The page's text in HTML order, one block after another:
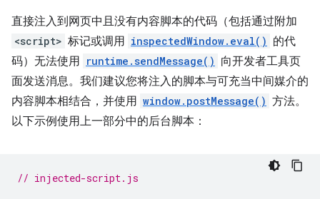
直接注入到网页中且没有内容脚本的代码（包括通过附加
<script> 标记或调用 inspectedWindow.eval() 的代
码）无法使用 runtime.sendMessage() 向开发者工具页
面发送消息。我们建议您将注入的脚本与可充当中间媒介的
内容脚本相结合，并使用 window.postMessage() 方法。
以下示例使用上一部分中的后台脚本：
// injected-script.js